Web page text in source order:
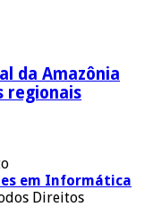
da Amazônia
regionais
em Informática
Direitos